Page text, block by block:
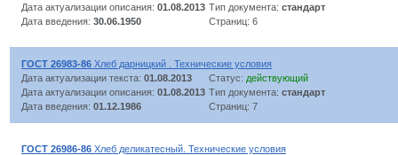
Дата актуализации описания: 01.08.2013 Тип документа: стандарт
Дата введения: 30.06.1950 Страниц: 6
ГОСТ 26983-86 Хлеб дарницкий . Технические условия
Дата актуализации текста: 01.08.2013 Статус: действующий
Дата актуализации описания: 01.08.2013 Тип документа: стандарт
Дата введения: 01.12.1986 Страниц: 7
ГОСТ 26986-86 Хлеб деликатесный. Технические условия